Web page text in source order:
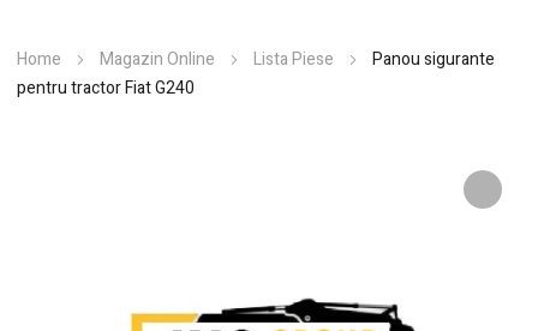
Home Magazin Online Lista Piese
Panou sigurante
pentru tractor Fiat G240